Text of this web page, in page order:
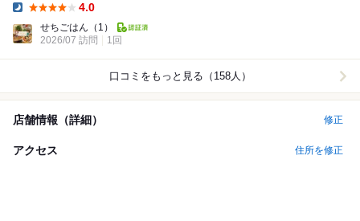
4.0
せちごはん （1）
2026/07 訪問
1回
口コミをもっと見る（158人）
店舗情報（詳細） 修正
アクセス 住所を修正